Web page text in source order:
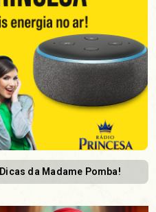
Dicas da Madame Pomba!